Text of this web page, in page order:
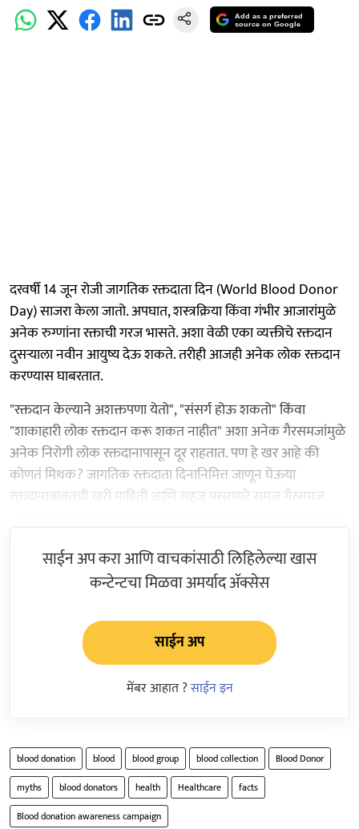
Add as a preferred
source on Google
दरवर्षी 14 जून रोजी जागतिक रक्तदाता दिन (World Blood Donor
Day) साजरा केला जातो. अपघात, शस्त्रक्रिया किंवा गंभीर आजारांमुळे
अनेक रुग्णांना रक्ताची गरज भासते. अशा वेळी एका व्यक्तीचे रक्तदान
दुसऱ्याला नवीन आयुष्य देऊ शकते. तरीही आजही अनेक लोक रक्तदान
करण्यास घाबरतात.
"रक्तदान केल्याने अशक्तपणा येतो", "संसर्ग होऊ शकतो" किंवा
"शाकाहारी लोक रक्तदान करू शकत नाहीत" अशा अनेक गैरसमजांमुळे
अनेक निरोगी लोक रक्तदानापासून दूर राहतात. पण हे खर आहे की
कोणतं मिथक? जागतिक रक्तदाता दिनानिमित्त जाणून घेऊया
रक्तदानाबाबतची खरी माहिती आणि सहज पसरणारे समज गैरसमज.
साईन अप करा आणि वाचकांसाठी लिहिलेल्या खास
कन्टेन्टचा मिळवा अमर्याद ॲक्सेस
साईन अप
मेंबर आहात ?साईन इन
blood donation blood blood group blood collection
Blood Donor
myths
blood donators health Healthcare
facts
Blood donation awareness campaign